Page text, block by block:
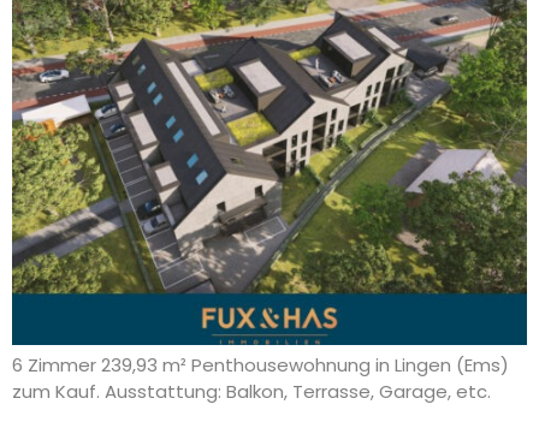
6 Zimmer 239,93 m² Penthousewohnung in Lingen (Ems)
zum Kauf. Ausstattung: Balkon, Terrasse, Garage, etc.